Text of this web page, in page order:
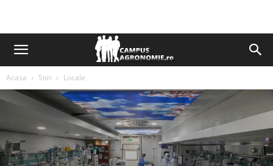
Acasa Stiri Locale